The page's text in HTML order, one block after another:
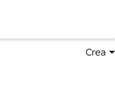
Crea